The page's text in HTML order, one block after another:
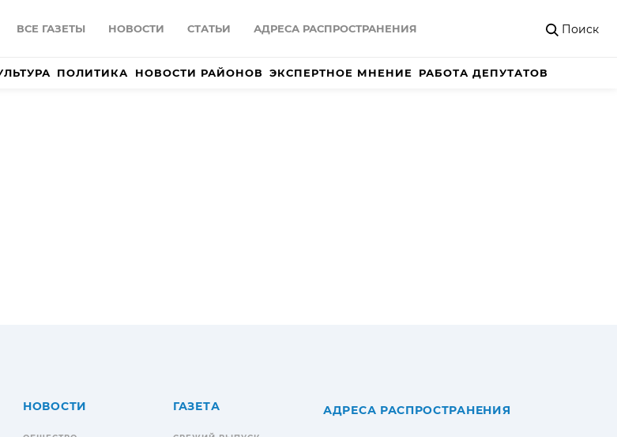
ВСЕ ГАЗЕТЫ НОВОСТИ СТАТЬИ АДРЕСА РАСПРОСТРАНЕНИЯ Поиск
ПОЛИТИКА НОВОСТИ РАЙОНОВ ЭКСПЕРТНОЕ МНЕНИЕ РАБОТА ДЕПУТАТОВ
НОВОСТИ ГАЗЕТА АДРЕСА РАСПРОСТРАНЕНИЯ